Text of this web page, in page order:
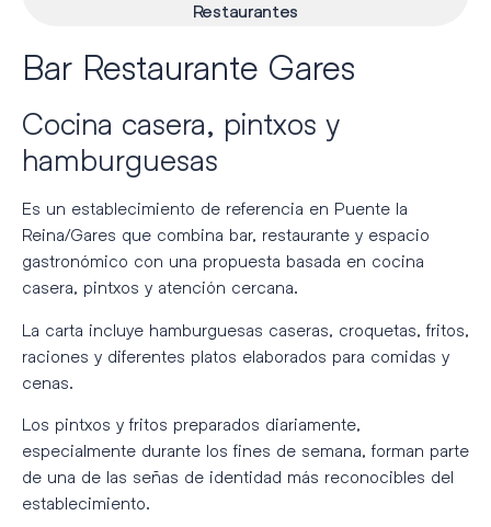
Restaurantes
Bar Restaurante Gares
Cocina casera, pintxos y
hamburguesas
Es un establecimiento de referencia en Puente la
Reina/Gares que combina bar, restaurante y espacio
gastronómico con una propuesta basada en cocina
casera, pintxos y atención cercana.
La carta incluye hamburguesas caseras, croquetas, fritos,
raciones y diferentes platos elaborados para comidas y
cenas.
Los pintxos y fritos preparados diariamente,
especialmente durante los fines de semana, forman parte
de una de las señas de identidad más reconocibles del
establecimiento.